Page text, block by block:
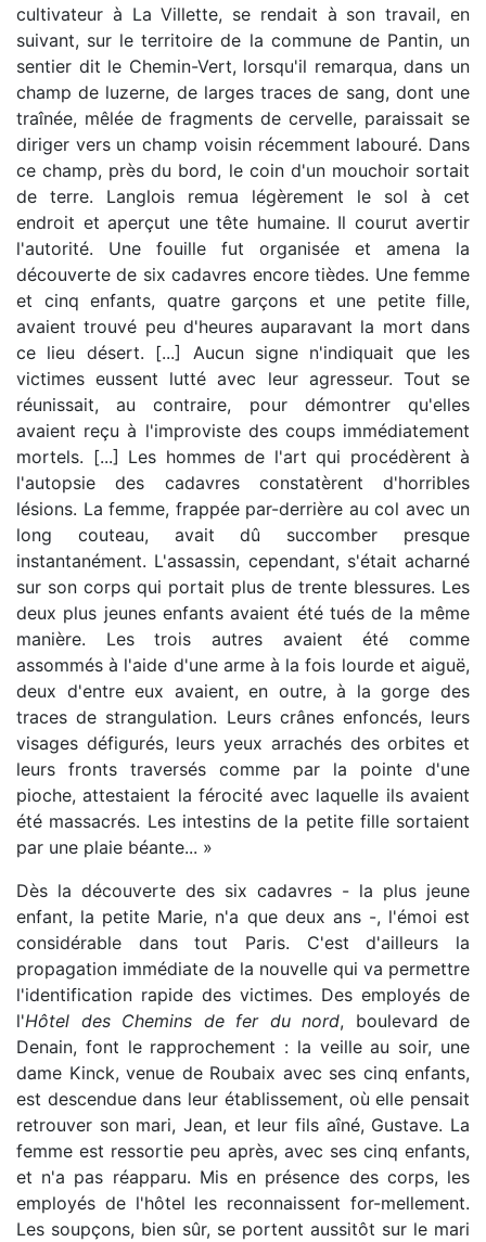
cultivateur à La Villette, se rendait à son travail, en
suivant, sur le territoire de la commune de Pantin, un
sentier dit le Chemin-Vert, lorsqu'il remarqua, dans un
champ de luzerne, de larges traces de sang, dont une
traînée, mêlée de fragments de cervelle, paraissait se
diriger vers un champ voisin récemment labouré. Dans
ce champ, près du bord, le coin d'un mouchoir sortait
de terre. Langlois remua légèrement le sol à cet
endroit et aperçut une tête humaine. Il courut avertir
l'autorité. Une fouille fut organisée et amena la
découverte de six cadavres encore tièdes. Une femme
et cinq enfants, quatre garçons et une petite fille,
avaient trouvé peu d'heures auparavant la mort dans
ce lieu désert. [...] Aucun signe n'indiquait que les
victimes eussent lutté avec leur agresseur. Tout se
réunissait, au contraire, pour démontrer qu'elles
avaient reçu à l'improviste des coups immédiatement
mortels. [...] Les hommes de l'art qui procédèrent à
l'autopsie des cadavres constatèrent d'horribles
lésions. La femme, frappée par-derrière au col avec un
long couteau, avait dû succomber presque
instantanément. L'assassin, cependant, s'était acharné
sur son corps qui portait plus de trente blessures. Les
deux plus jeunes enfants avaient été tués de la même
manière. Les trois autres avaient été comme
assommés à l'aide d'une arme à la fois lourde et aiguë,
deux d'entre eux avaient, en outre, à la gorge des
traces de strangulation. Leurs crânes enfoncés, leurs
visages défigurés, leurs yeux arrachés des orbites et
leurs fronts traversés comme par la pointe d'une
pioche, attestaient la férocité avec laquelle ils avaient
été massacrés. Les intestins de la petite fille sortaient
par une plaie béante... »
Dès la découverte des six cadavres - la plus jeune
enfant, la petite Marie, n'a que deux ans -, l'émoi est
considérable dans tout Paris. C'est d'ailleurs la
propagation immédiate de la nouvelle qui va permettre
l'identification rapide des victimes. Des employés de
l'Hôtel des Chemins de fer du nord, boulevard de
Denain, font le rapprochement : la veille au soir, une
dame Kinck, venue de Roubaix avec ses cinq enfants,
est descendue dans leur établissement, où elle pensait
retrouver son mari, Jean, et leur fils aîné, Gustave. La
femme est ressortie peu après, avec ses cinq enfants,
et n'a pas réapparu. Mis en présence des corps, les
employés de l'hôtel les reconnaissent for-mellement.
Les soupçons, bien sûr, se portent aussitôt sur le mari